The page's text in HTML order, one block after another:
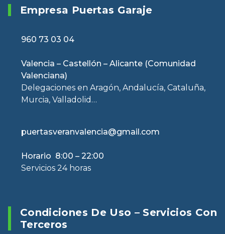
Empresa Puertas Garaje
960 73 03 04
Valencia – Castellón – Alicante (Comunidad
Valenciana)
Delegaciones en Aragón, Andalucía, Cataluña,
Murcia, Valladolid…
puertasveranvalencia@gmail.com
Horario 8:00 – 22:00
Servicios 24 horas
Condiciones De Uso – Servicios Con
Terceros